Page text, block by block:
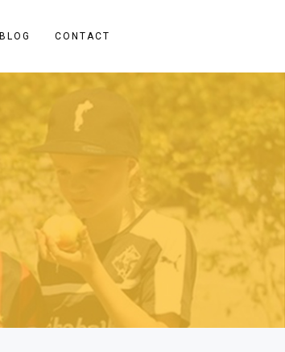
BLOG CONTACT